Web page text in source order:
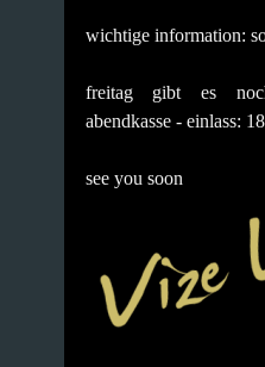
wichtige information:
freitag gibt es
abendkasse - einlass:
see you soon